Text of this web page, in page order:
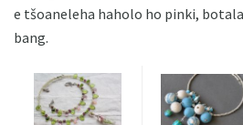
e tšoaneleha haholo ho pinki,
bang.